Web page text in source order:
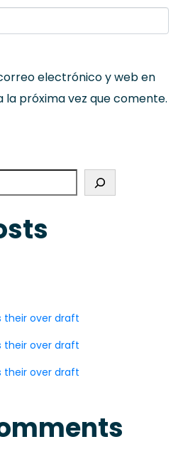
electrónico y web en
próxima vez que comente.
their over draft
their over draft
their over draft